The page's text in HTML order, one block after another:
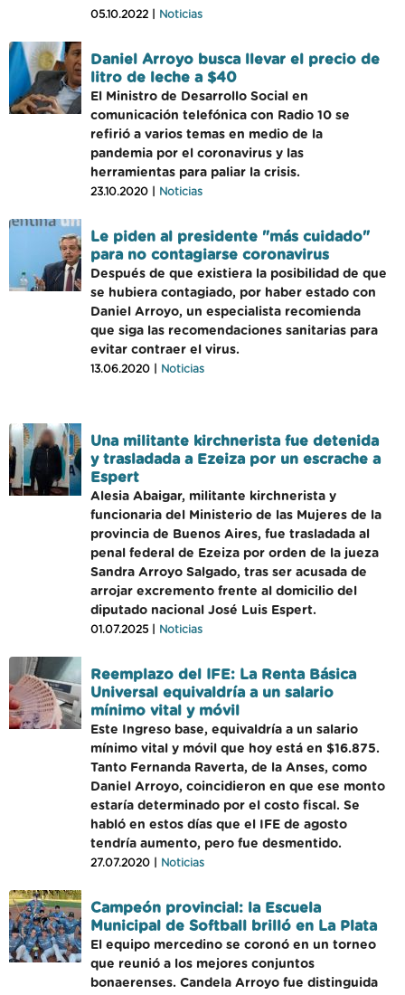
05.10.2022 | Noticias
Daniel Arroyo busca llevar el precio de
litro de leche a $40
El Ministro de Desarrollo Social en
comunicación telefónica con Radio 10 se
refirió a varios temas en medio de la
pandemia por el coronavirus y las
herramientas para paliar la crisis.
23.10.2020 | Noticias
Le piden al presidente "más cuidado"
para no contagiarse coronavirus
Después de que existiera la posibilidad de que
se hubiera contagiado, por haber estado con
Daniel Arroyo, un especialista recomienda
que siga las recomendaciones sanitarias para
evitar contraer el virus.
13.06.2020 | Noticias
Una militante kirchnerista fue detenida
y trasladada a Ezeiza por un escrache a
Espert
Alesia Abaigar, militante kirchnerista y
funcionaria del Ministerio de las Mujeres de la
provincia de Buenos Aires, fue trasladada al
penal federal de Ezeiza por orden de la jueza
Sandra Arroyo Salgado, tras ser acusada de
arrojar excremento frente al domicilio del
diputado nacional José Luis Espert.
01.07.2025 | Noticias
Reemplazo del IFE: La Renta Básica
Universal equivaldría a un salario
mínimo vital y móvil
Este Ingreso base, equivaldría a un salario
mínimo vital y móvil que hoy está en $16.875.
Tanto Fernanda Raverta, de la Anses, como
Daniel Arroyo, coincidieron en que ese monto
estaría determinado por el costo fiscal. Se
habló en estos días que el IFE de agosto
tendría aumento, pero fue desmentido.
27.07.2020 | Noticias
Campeón provincial: la Escuela
Municipal de Softball brilló en La Plata
El equipo mercedino se coronó en un torneo
que reunió a los mejores conjuntos
bonaerenses. Candela Arroyo fue distinguida